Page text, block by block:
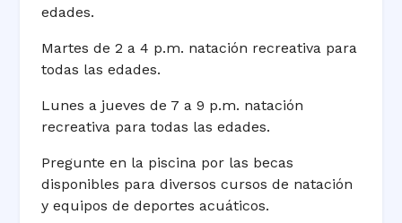
edades.
Martes de 2 a 4 p.m. natación recreativa para
todas las edades.
Lunes a jueves de 7 a 9 p.m. natación
recreativa para todas las edades.
Pregunte en la piscina por las becas
disponibles para diversos cursos de natación
y equipos de deportes acuáticos.